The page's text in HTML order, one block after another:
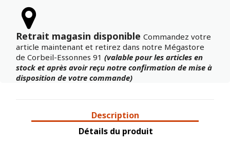
Retrait magasin disponible Commandez votre
article maintenant et retirez dans notre Mégastore
de Corbeil-Essonnes 91 (valable pour les articles en
stock et après avoir reçu notre confirmation de mise à
disposition de votre commande)
Description
Détails du produit